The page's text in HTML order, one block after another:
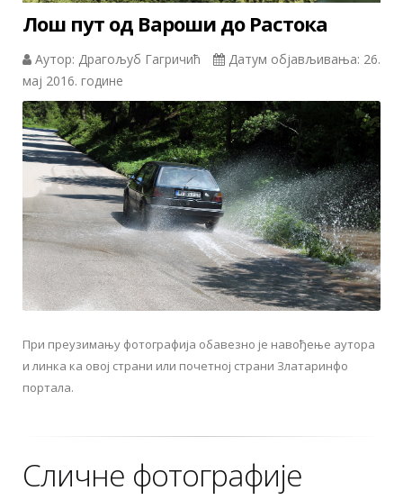
Лош пут од Вароши до Растока
Аутор: Драгољуб Гагричић
Датум објављивања: 26.
мај 2016. године
При преузимању фотографија обавезно је навођење аутора
и линка ка овој страни или почетној страни Златаринфо
портала.
Сличне фотографије